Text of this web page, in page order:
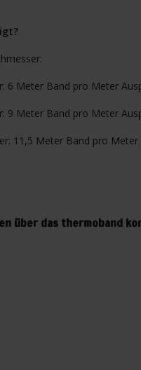
6 Meter Band pro Meter
9 Meter Band pro Meter
11,5 Meter Band pro Meter
über das thermoband